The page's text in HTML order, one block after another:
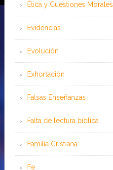
Ética y Cuestiones Morales
Evidencias
Evolución
Exhortación
Falsas Enseñanzas
Falta de lectura bíblica
Familia Cristiana
Fe